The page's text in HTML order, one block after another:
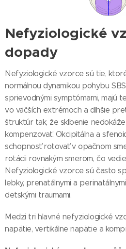
Nefyziologické
dopady
Nefyziologické vzorce sú tie,
normálnou dynamikou pohybu
sprievodnými symptómami, majú
vo väčších extrémoch a dlhšie
štruktúr tak, že sklbenie
kompenzovať. Okcipitálna a
schopnosť rotovať v opačnom
rotácii rovnakým smerom, čo
Nefyziologické vzorce sú často
lebky, prenatálnymi a
detskými traumami.
Medzi tri hlavné nefyziologické
napätie, vertikálne napätie a